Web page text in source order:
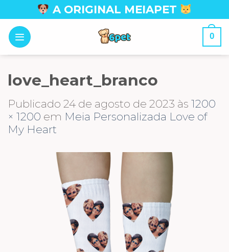
to
content
A ORIGINAL MEIAPET
0
love_heart_branco
Publicado 24 de agosto de 2023 às 1200
× 1200 em Meia Personalizada Love of
My Heart